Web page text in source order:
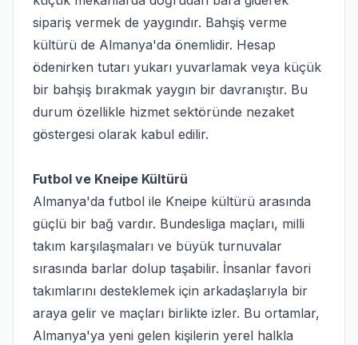
sipariş vermek de yaygındır. Bahşiş verme
kültürü de Almanya'da önemlidir. Hesap
ödenirken tutarı yukarı yuvarlamak veya küçük
bir bahşiş bırakmak yaygın bir davranıştır. Bu
durum özellikle hizmet sektöründe nezaket
göstergesi olarak kabul edilir.
Futbol ve Kneipe Kültürü
Almanya'da futbol ile Kneipe kültürü arasında
güçlü bir bağ vardır. Bundesliga maçları, milli
takım karşılaşmaları ve büyük turnuvalar
sırasında barlar dolup taşabilir. İnsanlar favori
takımlarını desteklemek için arkadaşlarıyla bir
araya gelir ve maçları birlikte izler. Bu ortamlar,
Almanya'ya yeni gelen kişilerin yerel halkla